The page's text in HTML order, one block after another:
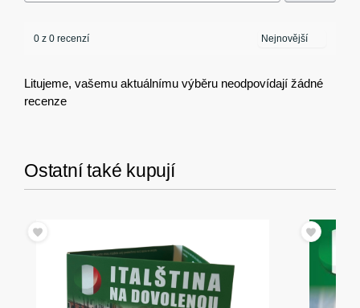
0 z 0 recenzí
Litujeme, vašemu aktuálnímu výběru neodpovídají žádné
recenze
Ostatní také kupují